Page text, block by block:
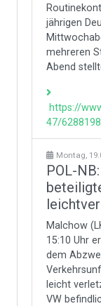
jährigen
mehreren
Abend
https://
47/6288198
Montag,
POL-
Malchow
15:10 Uhr
dem
leicht
VW